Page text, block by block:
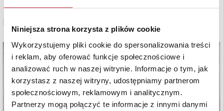
Niniejsza strona korzysta z plików cookie
Wykorzystujemy pliki cookie do spersonalizowania treści
i reklam, aby oferować funkcje społecznościowe i
analizować ruch w naszej witrynie. Informacje o tym, jak
korzystasz z naszej witryny, udostępniamy partnerom
społecznościowym, reklamowym i analitycznym.
Partnerzy mogą połączyć te informacje z innymi danymi